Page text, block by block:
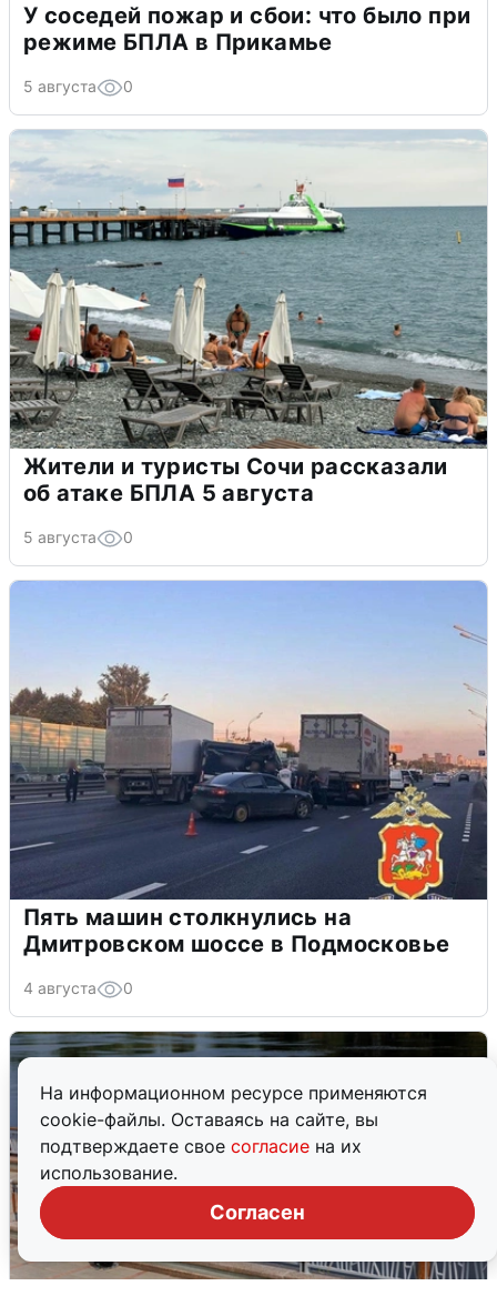
На информационном ресурсе применяются
cookie-файлы. Оставаясь на сайте, вы
подтверждаете свое согласие на их
использование.
Согласен
У соседей пожар и сбои: что было при
режиме БПЛА в Прикамье
5 августа 0
Жители и туристы Сочи рассказали
об атаке БПЛА 5 августа
5 августа 0
Пять машин столкнулись на
Дмитровском шоссе в Подмосковье
4 августа 0